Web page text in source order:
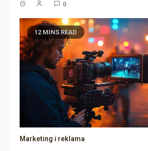
0
12 MINS READ
Marketing i reklama